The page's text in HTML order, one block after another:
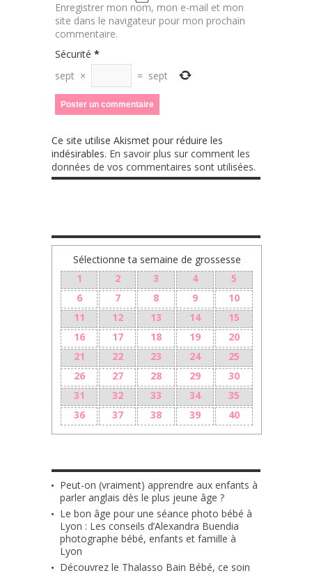
Enregistrer mon nom, mon e-mail et mon
site dans le navigateur pour mon prochain
commentaire.
Sécurité *
sept × = sept
Ce site utilise Akismet pour réduire les
indésirables. En savoir plus sur comment les
données de vos commentaires sont utilisées.
Sélectionne ta semaine de grossesse
1
2 3 4
5
6
7 8 9
10
11
12 13 14
15
16
17 18 19
20
21
22 23 24
25
26
27 28 29
30
31
32 33 34
35
36
37 38 39 40
Peut-on (vraiment) apprendre aux enfants à
parler anglais dès le plus jeune âge ?
Le bon âge pour une séance photo bébé à
Lyon : Les conseils d’Alexandra Buendia
photographe bébé, enfants et famille à
Lyon
Découvrez le Thalasso Bain Bébé, ce soin